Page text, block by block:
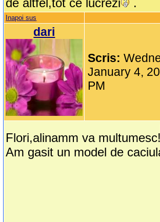
de altfel,tot ce lucrezi
.
Inapoi sus
dari
Scris:
January 4,
PM
Flori,alinamm va multumesc!
Am gasit un model de